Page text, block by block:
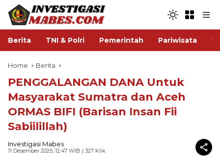
Berita TNI & Polri Pemerintah Pariwisata
Home Berita
PENGGALANGAN DANA Untuk
Masyarakat Sumatra dan Aceh
ORMAS BIFI (Barisan Insan Fii
Sabiilillah)
Investigasi Mabes
11 Desember 2025, 12:47 WIB | 327 Klik